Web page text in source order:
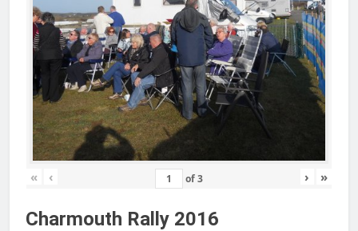
« ‹ of3 › »
Charmouth Rally 2016